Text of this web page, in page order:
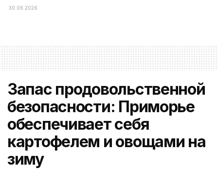
30.06.2026
Запас продовольственной
безопасности: Приморье
обеспечивает себя
картофелем и овощами на
зиму